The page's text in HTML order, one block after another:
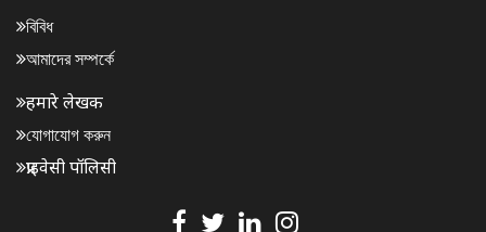
বিবিধ
আমাদের সম্পর্কে
हमारे लेखक
যোগাযোগ করুন
प्राइवेसी पॉलिसी